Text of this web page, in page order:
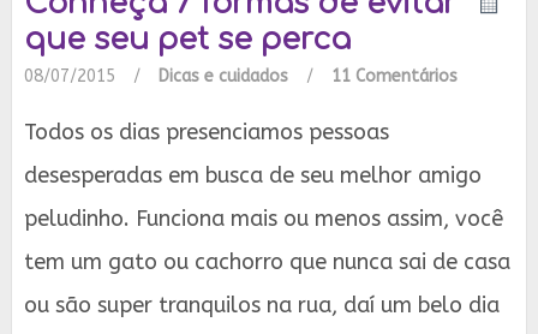
que seu pet se perca
08/07/2015 / Dicas e cuidados / 11 Comentários
Todos os dias presenciamos pessoas
desesperadas em busca de seu melhor amigo
peludinho. Funciona mais ou menos assim, você
tem um gato ou cachorro que nunca sai de casa
ou são super tranquilos na rua, daí um belo dia